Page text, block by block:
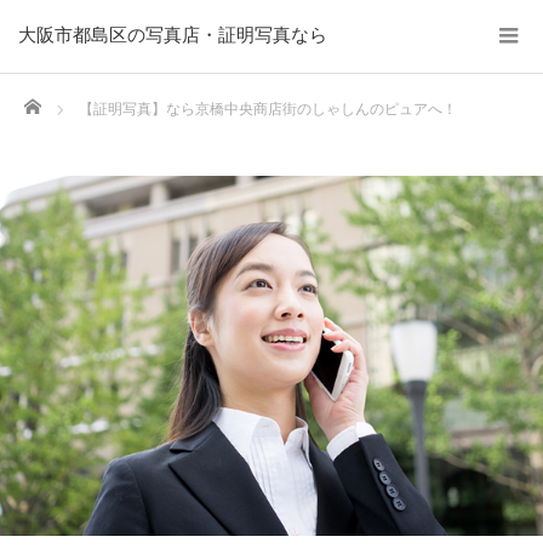
大阪市都島区の写真店・証明写真なら
Home 【証明写真】なら京橋中央商店街のしゃしんのピュアへ！